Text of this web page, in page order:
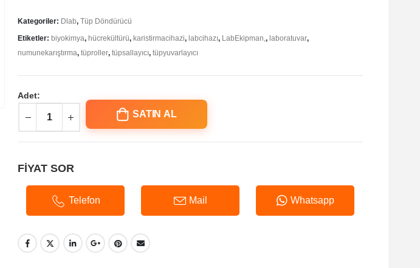
Kategoriler: Dlab, Tüp Döndürücü
Etiketler: biyokimya, hücrekültürü, karistirmacihazi, labcihazı, LabEkipman,, laboratuvar,
numunekarıştırma, tüproller, tüpsallayıcı, tüpyuvarlayıcı
Adet:
SATIN AL
FİYAT SOR
Telefon Mail Whatsapp